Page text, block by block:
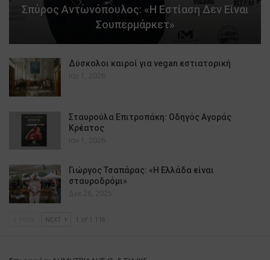
Σπύρος Αντωνόπουλος: «Η Εστίαση Δεν Είναι
Σουπερμάρκετ»
Δύσκολοι καιροί για vegan εστιατορική
Ιαν 1, 2026
Σταυρούλα Επιτροπάκη: Οδηγός Αγοράς
Κρέατος
Ιαν 1, 2026
Γιώργος Τσαπάρας: «Η Ελλάδα είναι
σταυροδρόμι»
Δεκ 28, 2025
NEXT 1 of 1.118